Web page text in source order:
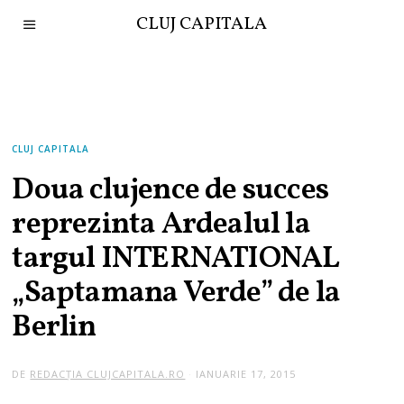
CLUJ CAPITALA
CLUJ CAPITALA
Doua clujence de succes
reprezinta Ardealul la
targul INTERNATIONAL
„Saptamana Verde” de la
Berlin
DE REDACȚIA CLUJCAPITALA.RO IANUARIE 17, 2015